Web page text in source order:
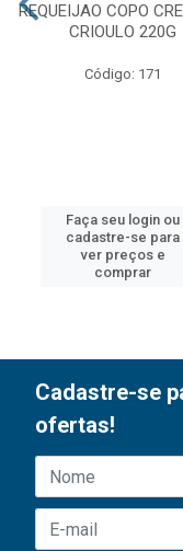
REQUEIJAO COPO
CRIOULO 220G
Código: 171
Faça seu login ou
cadastre-se para
ver preços e
comprar
Cadastre-se
ofertas!